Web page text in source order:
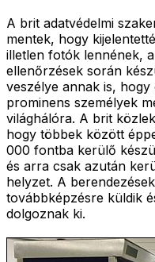
A brit adatvédelmi
mentek, hogy
illetlen fotók lennének,
ellenőrzések során
veszélye annak is, hogy
prominens személyek
világhálóra. A brit
hogy többek között
000 fontba kerülő
és arra csak azután
helyzet. A
továbbképzésre küldik
dolgoznak ki.